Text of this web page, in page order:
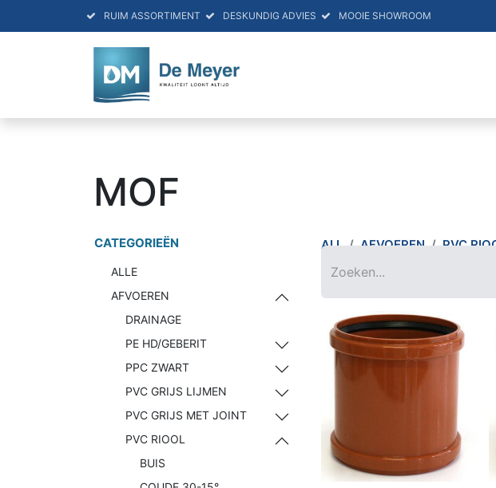
RUIM ASSORTIMENT DESKUNDIG ADVIES MOOIE SHOWROOM
MOF
CATEGORIEËN
ALLE
AFVOEREN
DRAINAGE
PE HD/GEBERIT
PPC ZWART
PVC GRIJS LIJMEN
PVC GRIJS MET JOINT
PVC RIOOL
BUIS
ALL AFVOEREN PVC